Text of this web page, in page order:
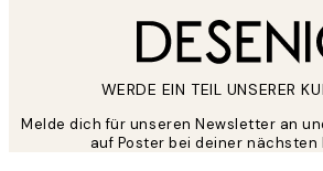
WERDE EIN TEIL UNSERER
Melde dich für unseren Newsletter an
auf Poster bei deiner nächsten